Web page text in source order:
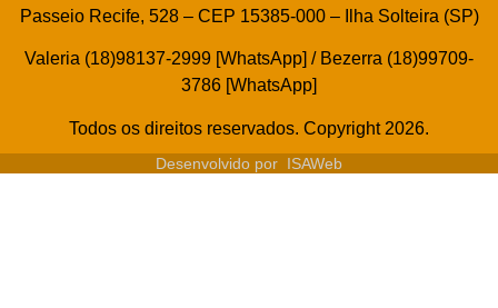
Passeio Recife, 528 – CEP 15385-000 – Ilha Solteira (SP)
Valeria (18)98137-2999 [WhatsApp] / Bezerra (18)99709-
3786 [WhatsApp]
Todos os direitos reservados. Copyright 2026.
Desenvolvido por ISAWeb